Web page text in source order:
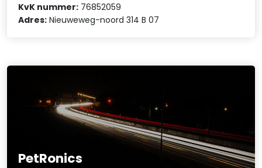
KvK nummer: 76852059
Adres: Nieuweweg-noord 314 B 07
PetRonics